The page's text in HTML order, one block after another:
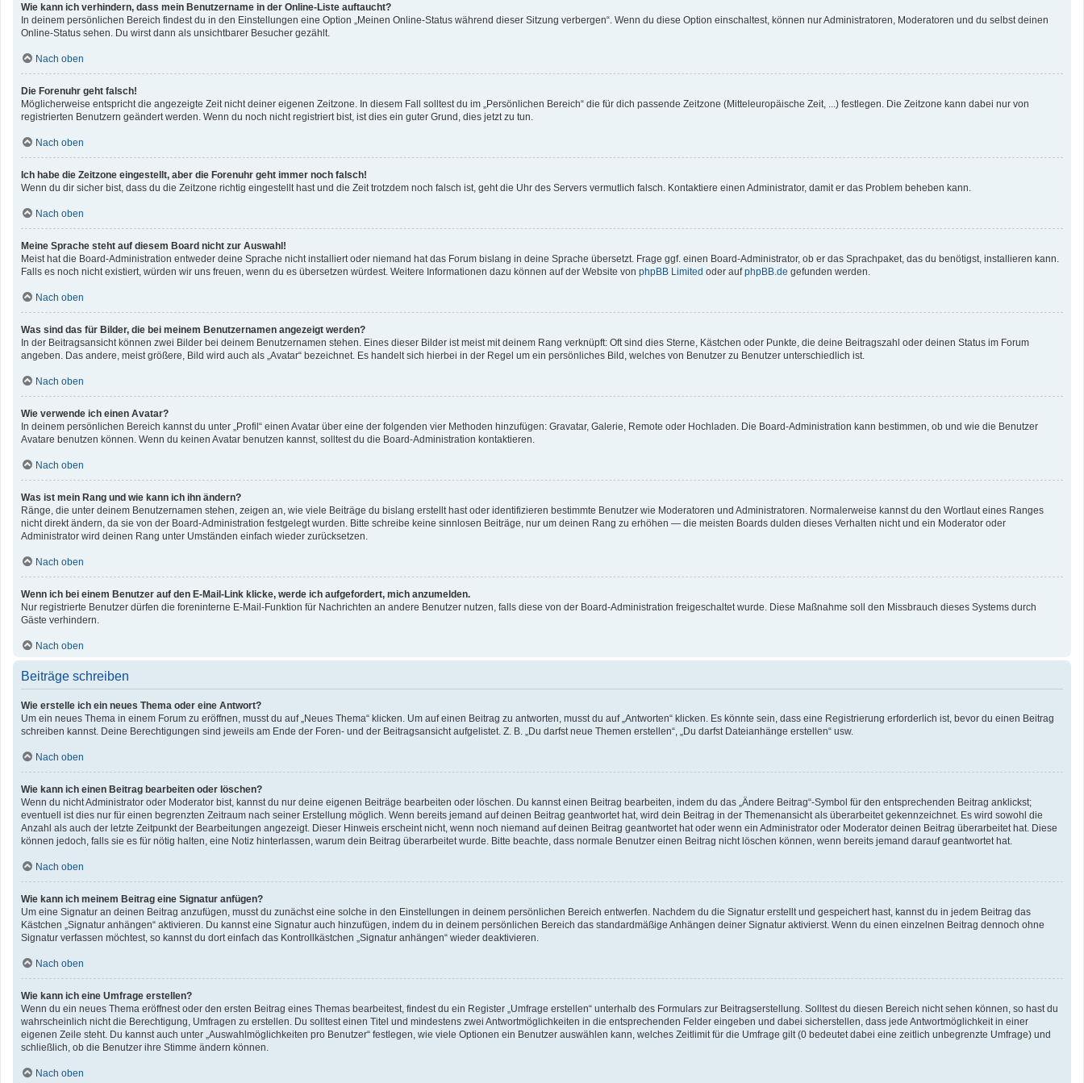
Wie kann ich verhindern, dass mein Benutzername in der Online-Liste auftaucht?
In deinem persönlichen Bereich findest du in den Einstellungen eine Option „Meinen Online-Status während dieser Sitzung verbergen“. Wenn du diese Option einschaltest, können nur Administratoren, Moderatoren und du selbst deinen
Online-Status sehen. Du wirst dann als unsichtbarer Besucher gezählt.
Nach oben
Die Forenuhr geht falsch!
Möglicherweise entspricht die angezeigte Zeit nicht deiner eigenen Zeitzone. In diesem Fall solltest du im „Persönlichen Bereich“ die für dich passende Zeitzone (Mitteleuropäische Zeit, ...) festlegen. Die Zeitzone kann dabei nur von
registrierten Benutzern geändert werden. Wenn du noch nicht registriert bist, ist dies ein guter Grund, dies jetzt zu tun.
Nach oben
Ich habe die Zeitzone eingestellt, aber die Forenuhr geht immer noch falsch!
Wenn du dir sicher bist, dass du die Zeitzone richtig eingestellt hast und die Zeit trotzdem noch falsch ist, geht die Uhr des Servers vermutlich falsch. Kontaktiere einen Administrator, damit er das Problem beheben kann.
Nach oben
Meine Sprache steht auf diesem Board nicht zur Auswahl!
Meist hat die Board-Administration entweder deine Sprache nicht installiert oder niemand hat das Forum bislang in deine Sprache übersetzt. Frage ggf. einen Board-Administrator, ob er das Sprachpaket, das du benötigst, installieren kann.
Falls es noch nicht existiert, würden wir uns freuen, wenn du es übersetzen würdest. Weitere Informationen dazu können auf der Website von phpBB Limited oder aufphpBB.de gefunden werden.
Nach oben
Was sind das für Bilder, die bei meinem Benutzernamen angezeigt werden?
In der Beitragsansicht können zwei Bilder bei deinem Benutzernamen stehen. Eines dieser Bilder ist meist mit deinem Rang verknüpft: Oft sind dies Sterne, Kästchen oder Punkte, die deine Beitragszahl oder deinen Status im Forum
angeben. Das andere, meist größere, Bild wird auch als „Avatar“ bezeichnet. Es handelt sich hierbei in der Regel um ein persönliches Bild, welches von Benutzer zu Benutzer unterschiedlich ist.
Nach oben
Wie verwende ich einen Avatar?
In deinem persönlichen Bereich kannst du unter „Profil“ einen Avatar über eine der folgenden vier Methoden hinzufügen: Gravatar, Galerie, Remote oder Hochladen. Die Board-Administration kann bestimmen, ob und wie die Benutzer
Avatare benutzen können. Wenn du keinen Avatar benutzen kannst, solltest du die Board-Administration kontaktieren.
Nach oben
Was ist mein Rang und wie kann ich ihn ändern?
Ränge, die unter deinem Benutzernamen stehen, zeigen an, wie viele Beiträge du bislang erstellt hast oder identifizieren bestimmte Benutzer wie Moderatoren und Administratoren. Normalerweise kannst du den Wortlaut eines Ranges
nicht direkt ändern, da sie von der Board-Administration festgelegt wurden. Bitte schreibe keine sinnlosen Beiträge, nur um deinen Rang zu erhöhen — die meisten Boards dulden dieses Verhalten nicht und ein Moderator oder
Administrator wird deinen Rang unter Umständen einfach wieder zurücksetzen.
Nach oben
Wenn ich bei einem Benutzer auf den E-Mail-Link klicke, werde ich aufgefordert, mich anzumelden.
Nur registrierte Benutzer dürfen die foreninterne E-Mail-Funktion für Nachrichten an andere Benutzer nutzen, falls diese von der Board-Administration freigeschaltet wurde. Diese Maßnahme soll den Missbrauch dieses Systems durch
Gäste verhindern.
Nach oben
Beiträge schreiben
Wie erstelle ich ein neues Thema oder eine Antwort?
Um ein neues Thema in einem Forum zu eröffnen, musst du auf „Neues Thema“ klicken. Um auf einen Beitrag zu antworten, musst du auf „Antworten“ klicken. Es könnte sein, dass eine Registrierung erforderlich ist, bevor du einen Beitrag
schreiben kannst. Deine Berechtigungen sind jeweils am Ende der Foren- und der Beitragsansicht aufgelistet. Z. B. „Du darfst neue Themen erstellen“, „Du darfst Dateianhänge erstellen“ usw.
Nach oben
Wie kann ich einen Beitrag bearbeiten oder löschen?
Wenn du nicht Administrator oder Moderator bist, kannst du nur deine eigenen Beiträge bearbeiten oder löschen. Du kannst einen Beitrag bearbeiten, indem du das „Ändere Beitrag“-Symbol für den entsprechenden Beitrag anklickst;
eventuell ist dies nur für einen begrenzten Zeitraum nach seiner Erstellung möglich. Wenn bereits jemand auf deinen Beitrag geantwortet hat, wird dein Beitrag in der Themenansicht als überarbeitet gekennzeichnet. Es wird sowohl die
Anzahl als auch der letzte Zeitpunkt der Bearbeitungen angezeigt. Dieser Hinweis erscheint nicht, wenn noch niemand auf deinen Beitrag geantwortet hat oder wenn ein Administrator oder Moderator deinen Beitrag überarbeitet hat. Diese
können jedoch, falls sie es für nötig halten, eine Notiz hinterlassen, warum dein Beitrag überarbeitet wurde. Bitte beachte, dass normale Benutzer einen Beitrag nicht löschen können, wenn bereits jemand darauf geantwortet hat.
Nach oben
Wie kann ich meinem Beitrag eine Signatur anfügen?
Um eine Signatur an deinen Beitrag anzufügen, musst du zunächst eine solche in den Einstellungen in deinem persönlichen Bereich entwerfen. Nachdem du die Signatur erstellt und gespeichert hast, kannst du in jedem Beitrag das
Kästchen „Signatur anhängen“ aktivieren. Du kannst eine Signatur auch hinzufügen, indem du in deinem persönlichen Bereich das standardmäßige Anhängen deiner Signatur aktivierst. Wenn du einen einzelnen Beitrag dennoch ohne
Signatur verfassen möchtest, so kannst du dort einfach das Kontrollkästchen „Signatur anhängen“ wieder deaktivieren.
Nach oben
Wie kann ich eine Umfrage erstellen?
Wenn du ein neues Thema eröffnest oder den ersten Beitrag eines Themas bearbeitest, findest du ein Register „Umfrage erstellen“ unterhalb des Formulars zur Beitragserstellung. Solltest du diesen Bereich nicht sehen können, so hast du
wahrscheinlich nicht die Berechtigung, Umfragen zu erstellen. Du solltest einen Titel und mindestens zwei Antwortmöglichkeiten in die entsprechenden Felder eingeben und dabei sicherstellen, dass jede Antwortmöglichkeit in einer
eigenen Zeile steht. Du kannst auch unter „Auswahlmöglichkeiten pro Benutzer“ festlegen, wie viele Optionen ein Benutzer auswählen kann, welches Zeitlimit für die Umfrage gilt (0 bedeutet dabei eine zeitlich unbegrenzte Umfrage) und
schließlich, ob die Benutzer ihre Stimme ändern können.
Nach oben